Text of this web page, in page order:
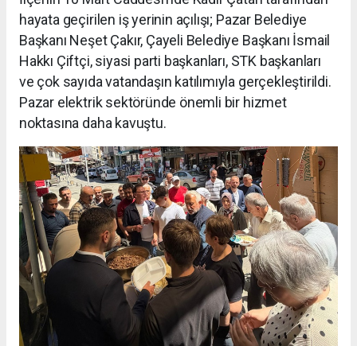
hayata geçirilen iş yerinin açılışı; Pazar Belediye
Başkanı Neşet Çakır, Çayeli Belediye Başkanı İsmail
Hakkı Çiftçi, siyasi parti başkanları, STK başkanları
ve çok sayıda vatandaşın katılımıyla gerçekleştirildi.
Pazar elektrik sektöründe önemli bir hizmet
noktasına daha kavuştu.